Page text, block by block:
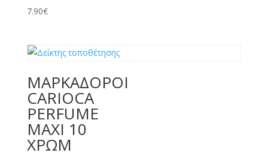
7.90€
ΜΑΡΚΑΔΟΡΟΙ
CARIOCA
PERFUME
MAXI 10
ΧΡΩΜ